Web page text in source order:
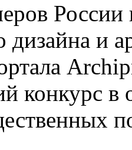
России
дизайна и
конкурс в